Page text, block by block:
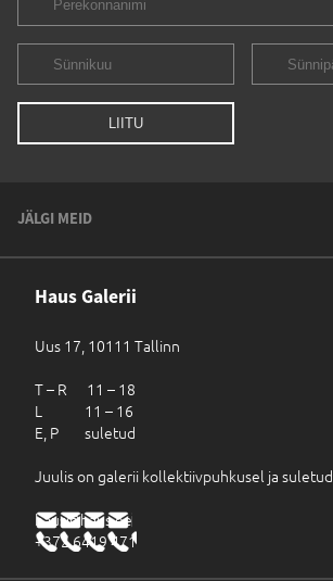
JÄLGI MEID
Haus Galerii
Uus 17, 10111 Tallinn
T – R 11 – 18
L 11 – 16
E, P suletud
Juulis on galerii kollektiivpuhkusel ja suletud
haus@haus.ee
+372 6419 471